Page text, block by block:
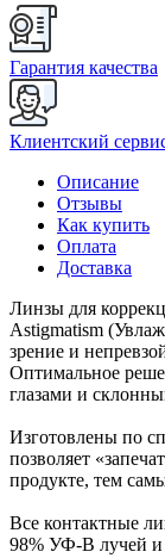
Гарантия качества
Клиентский
Описание
Отзывы
Как купить
Оплата
Доставка
Линзы для
Astigmatism
зрение и
Оптимальное
глазами и
Изготовлены по
позволяет
продукте, тем
Все контактные
98% УФ-В лучей и